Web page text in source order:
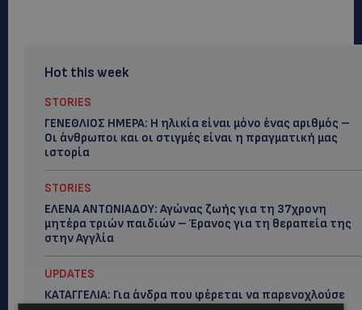
Hot this week
STORIES
ΓΕΝΕΘΛΙΟΣ ΗΜΕΡΑ: Η ηλικία είναι μόνο ένας αριθμός –
Οι άνθρωποι και οι στιγμές είναι η πραγματική μας
ιστορία
STORIES
ΕΛΕΝΑ ΑΝΤΩΝΙΑΔΟΥ: Αγώνας ζωής για τη 37χρονη
μητέρα τριών παιδιών – Έρανος για τη θεραπεία της
στην Αγγλία
UPDATES
ΚΑΤΑΓΓΕΛΙΑ: Για άνδρα που φέρεται να παρενοχλούσε